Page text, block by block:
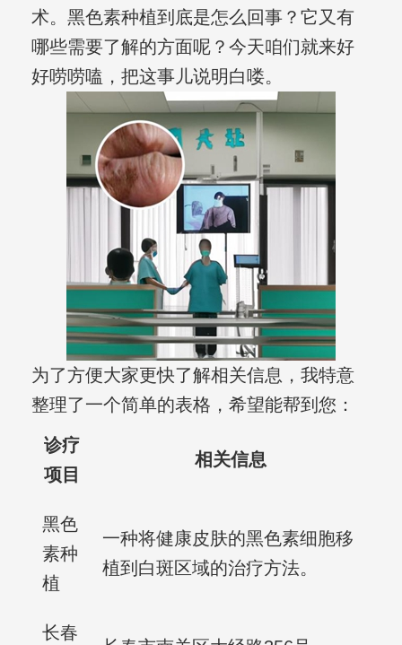
术。黑色素种植到底是怎么回事？它又有
哪些需要了解的方面呢？今天咱们就来好
好唠唠嗑，把这事儿说明白喽。
为了方便大家更快了解相关信息，我特意
整理了一个简单的表格，希望能帮到您：
诊疗
项目
相关信息
黑色
素种
植
一种将健康皮肤的黑色素细胞移
植到白斑区域的治疗方法。
长春